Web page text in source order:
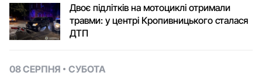
Двоє підлітків на мотоциклі отримали
травми: у центрі Кропивницького сталася
ДТП
08 СЕРПНЯ СУБОТА